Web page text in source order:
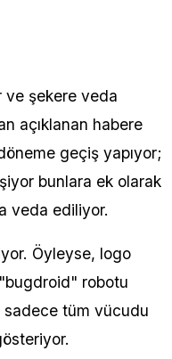
ve şekere veda
açıklanan habere
geçiş yapıyor;
bunlara ek olarak
veda ediliyor.
Öyleyse, logo
robotu
tüm vücudu